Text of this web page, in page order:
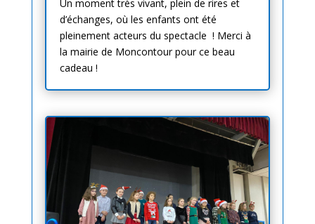
Un moment très vivant, plein de rires et
d’échanges, où les enfants ont été
pleinement acteurs du spectacle ! Merci à
la mairie de Moncontour pour ce beau
cadeau !